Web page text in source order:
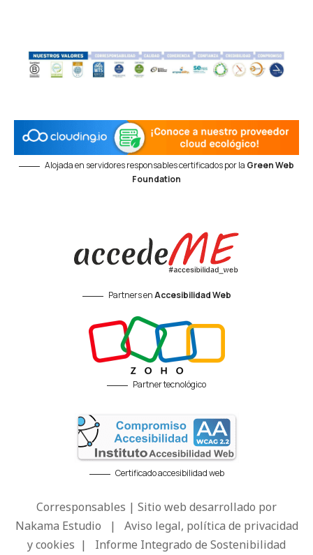
Alojada en servidores responsables certificados por la Green Web
Foundation
Partners enAccesibilidad Web
Partner tecnológico
Certificado accesibilidad web
Corresponsables | Sitio web desarrollado por
Nakama Estudio | Aviso legal, política de privacidad
y cookies | Informe Integrado de Sostenibilidad